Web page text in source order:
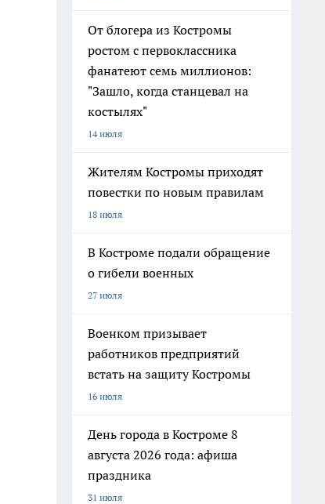
От блогера из Костромы
ростом с первоклассника
фанатеют семь миллионов:
"Зашло, когда станцевал на
костылях"
14 июля
Жителям Костромы приходят
повестки по новым правилам
18 июля
В Костроме подали обращение
о гибели военных
27 июля
Военком призывает
работников предприятий
встать на защиту Костромы
16 июля
День города в Костроме 8
августа 2026 года: афиша
праздника
31 июля